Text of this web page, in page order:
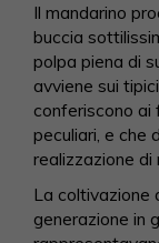
Il mandarino
buccia
polpa piena di
avviene sui
conferiscono
peculiari, e che
realizzazione
La coltivazione
generazione in